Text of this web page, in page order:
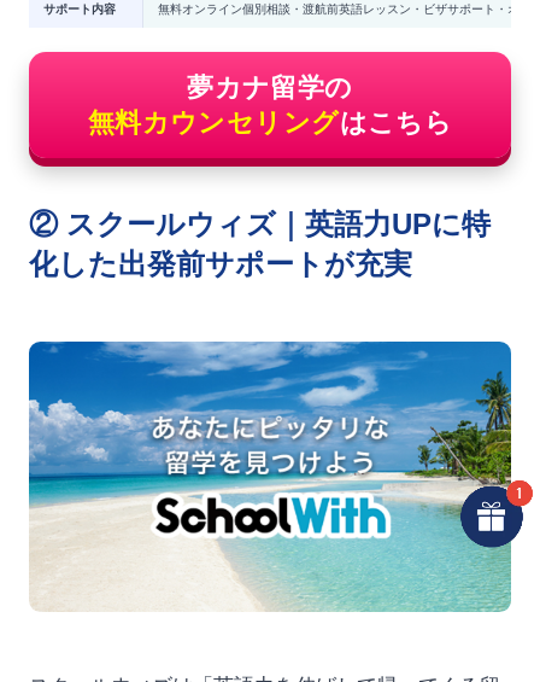
サポート内容 無料オンライン個別相談・渡航前英語レッスン・ビザサポート・オー
夢カナ留学の
無料カウンセリングはこちら
② スクールウィズ｜英語力UPに特
化した出発前サポートが充実